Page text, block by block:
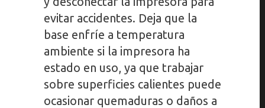
evitar accidentes. Deja que la
base enfríe a temperatura
ambiente si la impresora ha
estado en uso, ya que trabajar
sobre superficies calientes puede
ocasionar quemaduras o daños a